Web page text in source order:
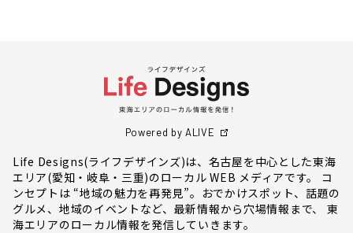
Powered by ALIVE
Life Designs(ライフデザインズ)は、名古屋を中心とした東海
エリア(愛知・岐阜・三重)のローカル WEB メディアです。 コ
ンセプトは “地域の魅力を再発見”。おでかけスポット、話題の
グルメ、地域のイベントなど、最新情報から穴場情報まで、 東
海エリアのローカル情報を発信していきます。